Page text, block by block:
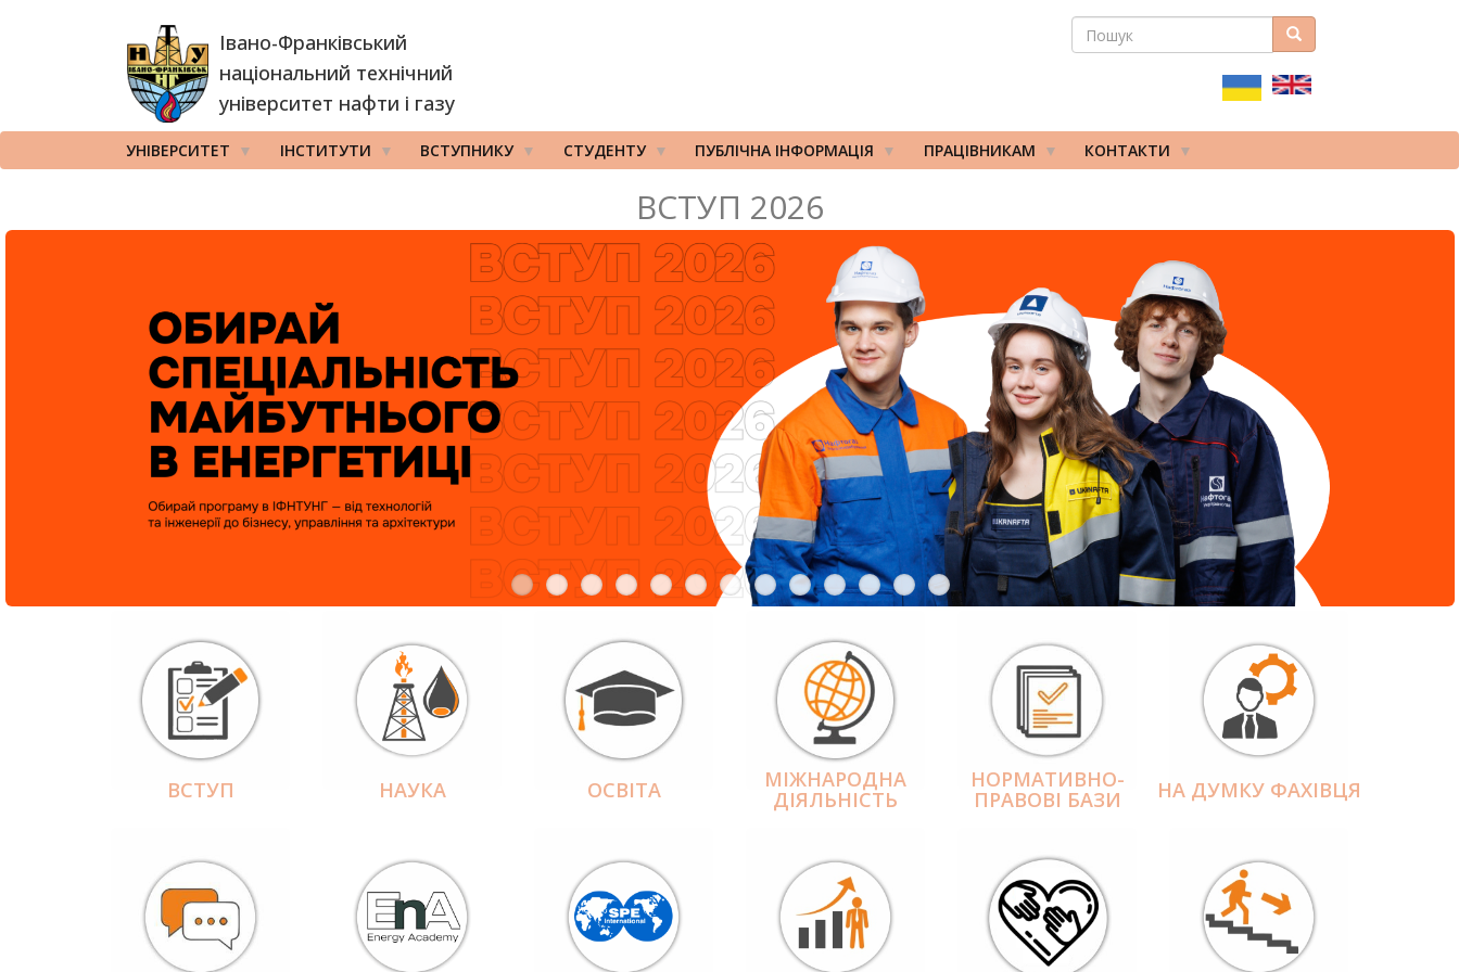
Івано-Франківський
національний технічний
університет нафти і газу
ПОШУКОВА
ПОШУК Пошук
УНІВЕРСИТЕТ ІНСТИТУТИ ВСТУПНИКУ СТУДЕНТУ ПУБЛІЧНА ІНФОРМАЦІЯ ПРАЦІВНИКАМ КОНТАКТИ
ВСТУП 2026
ВСТУП НАУКА ОСВІТА МІЖНАРОДНА
ДІЯЛЬНІCТЬ
НОРМАТИВНО-
ПРАВОВІ БАЗИ НА ДУМКУ ФАХІВЦЯ